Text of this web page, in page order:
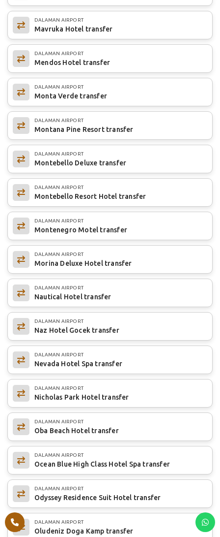
DALAMAN AIRPORT
Mavruka Hotel transfer
DALAMAN AIRPORT
Mendos Hotel transfer
DALAMAN AIRPORT
Monta Verde transfer
DALAMAN AIRPORT
Montana Pine Resort transfer
DALAMAN AIRPORT
Montebello Deluxe transfer
DALAMAN AIRPORT
Montebello Resort Hotel transfer
DALAMAN AIRPORT
Montenegro Motel transfer
DALAMAN AIRPORT
Morina Deluxe Hotel transfer
DALAMAN AIRPORT
Nautical Hotel transfer
DALAMAN AIRPORT
Naz Hotel Gocek transfer
DALAMAN AIRPORT
Nevada Hotel Spa transfer
DALAMAN AIRPORT
Nicholas Park Hotel transfer
DALAMAN AIRPORT
Oba Beach Hotel transfer
DALAMAN AIRPORT
Ocean Blue High Class Hotel Spa transfer
DALAMAN AIRPORT
Odyssey Residence Suit Hotel transfer
DALAMAN AIRPORT
Oludeniz Doga Kamp transfer